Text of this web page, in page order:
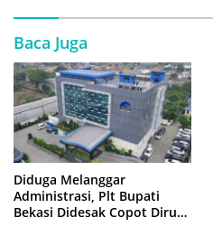
Baca Juga
Diduga Melanggar
Administrasi, Plt Bupati
Bekasi Didesak Copot Dirum